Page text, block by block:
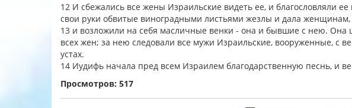
12 И сбежались все жены Израильские видеть ее, и благословляли
свои руки обвитые виноградными листьями жезлы и дала
13 и возложили на себя масличные венки - она и бывшие с нею. Она
всех жен; за нею следовали все мужи Израильские, вооруженные, с
устах.
14 Иудифь начала пред всем Израилем благодарственную песнь, и
Просмотров: 517